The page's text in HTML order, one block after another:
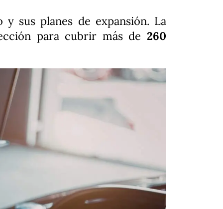
sus planes de expansión. La
para cubrir más de 260